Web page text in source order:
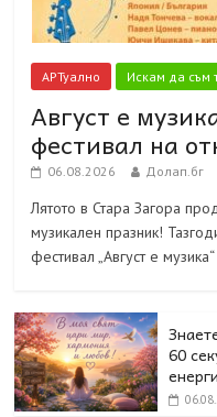
АРТуално Искам да съм
Август е
фестивал на
06.08.2026 Долап.бг
Лятото в Стара Загора
музикален празник!
фестивал „Август е
60